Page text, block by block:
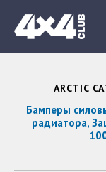
ARCTIC
Бамперы
радиатора,